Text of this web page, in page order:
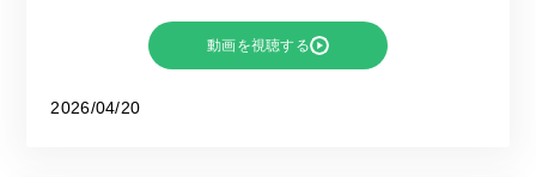
動画を視聴する
2026/04/20